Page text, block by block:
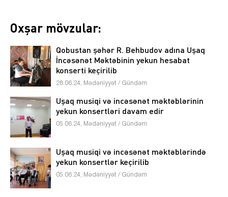
Oxşar mövzular:
Qobustan şəhər R. Behbudov adına Uşaq
İncəsənət Məktəbinin yekun hesabat
konserti keçirilib
28.06.24, Mədəniyyət / Gündəm
Uşaq musiqi və incəsənət məktəblərinin
yekun konsertləri davam edir
05.06.24, Mədəniyyət / Gündəm
Uşaq musiqi və incəsənət məktəblərində
yekun konsertlər keçirilib
05.06.24, Mədəniyyət / Gündəm